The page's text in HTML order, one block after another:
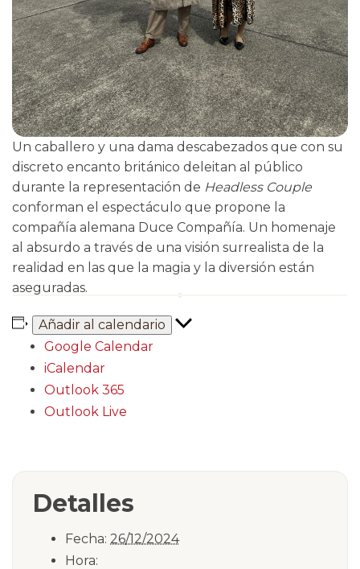
Un caballero y una dama descabezados que con su
discreto encanto británico deleitan al público
durante la representación de Headless Couple
conforman el espectáculo que propone la
compañía alemana Duce Compañía. Un homenaje
al absurdo a través de una visión surrealista de la
realidad en las que la magia y la diversión están
aseguradas.
Añadir al calendario
Google Calendar
iCalendar
Outlook 365
Outlook Live
Detalles
Fecha: 26/12/2024
Hora: